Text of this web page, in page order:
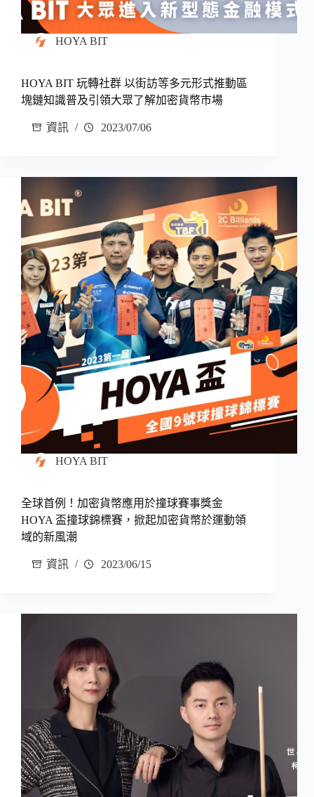
HOYA BIT
HOYA BIT 玩轉社群 以街訪等多元形式推動區
塊鏈知識普及引領大眾了解加密貨幣市場
資訊 2023/07/06
HOYA BIT
全球首例！加密貨幣應用於撞球賽事獎金
HOYA 盃撞球錦標賽，掀起加密貨幣於運動領
域的新風潮
資訊 2023/06/15